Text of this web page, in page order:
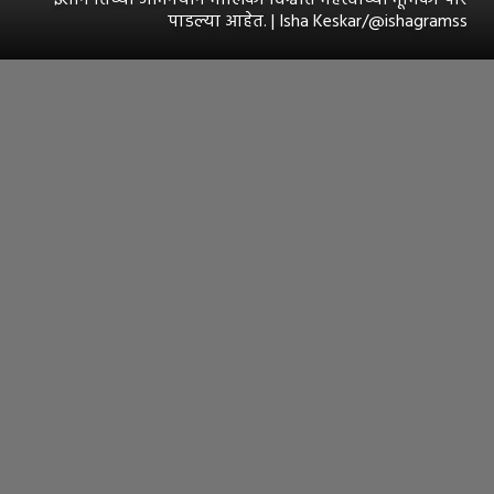
पाडल्या आहेत. | Isha Keskar/@ishagramss